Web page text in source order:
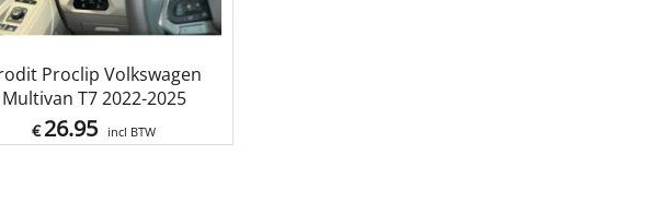
Proclip Volkswagen
Multivan T7 2022-2025
€ 26.95 incl BTW